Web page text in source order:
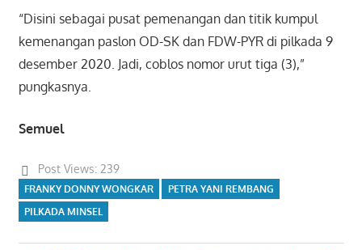
“Disini sebagai pusat pemenangan dan titik kumpul
kemenangan paslon OD-SK dan FDW-PYR di pilkada 9
desember 2020. Jadi, coblos nomor urut tiga (3),”
pungkasnya.
Semuel
Post Views: 239
FRANKY DONNY WONGKAR
PETRA YANI REMBANG
PILKADA MINSEL